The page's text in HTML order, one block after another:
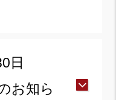
日
お知ら